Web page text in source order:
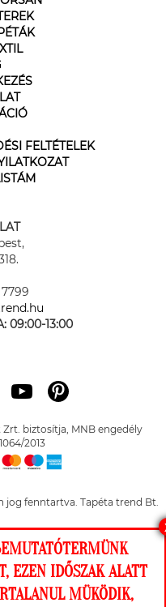
hogy a
honlapunkon.
FELTÉTELEK
09:00-13:00
biztosítja, MNB engedély
2013
jog fenntartva. Tapéta trend Bt.
EZEN IDŐSZAK ALATT
MÜKÖDIK,